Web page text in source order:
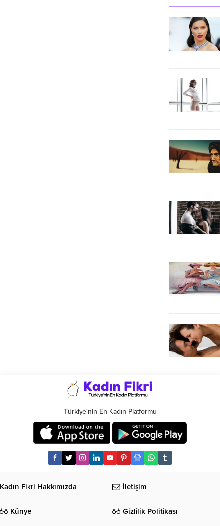
Türkiye'nin En Kadın Platformu
Kadın Fikri Hakkımızda İletişim
Künye Gizlilik Politikası